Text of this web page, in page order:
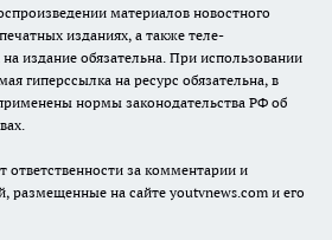
материалов новостного
изданиях, а также теле-
издание обязательна. При использовании
гиперссылка на ресурс обязательна, в
нормы законодательства РФ об
ответственности за комментарии и
размещенные на сайте youtvnews.com и его